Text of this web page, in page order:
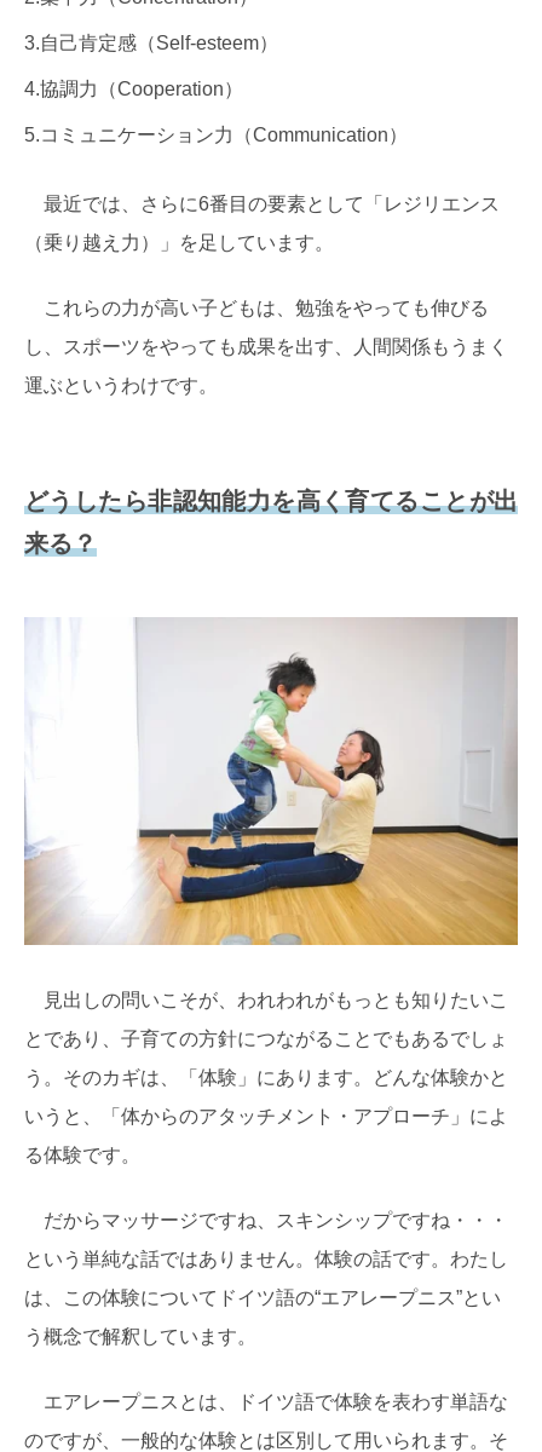
3.自己肯定感（Self-esteem）
4.協調力（Cooperation）
5.コミュニケーション力（Communication）
最近では、さらに6番目の要素として「レジリエンス
（乗り越え力）」を足しています。
これらの力が高い子どもは、勉強をやっても伸びる
し、スポーツをやっても成果を出す、人間関係もうまく
運ぶというわけです。
どうしたら非認知能力を高く育てることが出
来る？
見出しの問いこそが、われわれがもっとも知りたいこ
とであり、子育ての方針につながることでもあるでしょ
う。そのカギは、「体験」にあります。どんな体験かと
いうと、「体からのアタッチメント・アプローチ」によ
る体験です。
だからマッサージですね、スキンシップですね・・・
という単純な話ではありません。体験の話です。わたし
は、この体験についてドイツ語の“エアレープニス”とい
う概念で解釈しています。
エアレープニスとは、ドイツ語で体験を表わす単語な
のですが、一般的な体験とは区別して用いられます。そ